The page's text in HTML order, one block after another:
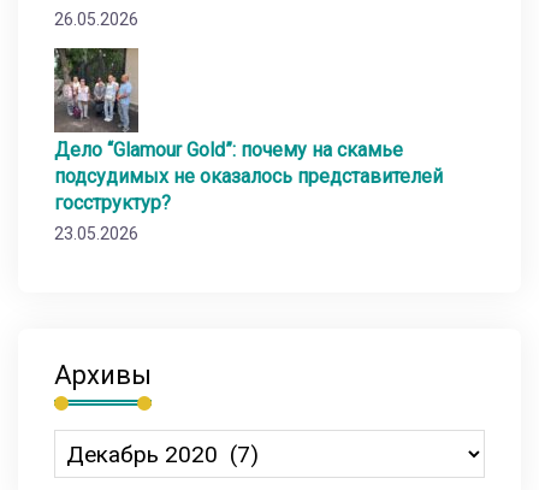
26.05.2026
Дело “Glamour Gold”: почему на скамье
подсудимых не оказалось представителей
госструктур?
23.05.2026
Архивы